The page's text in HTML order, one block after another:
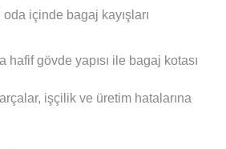
oda içinde bagaj kayışları
gövde yapısı ile bagaj kotası
işçilik ve üretim hatalarına